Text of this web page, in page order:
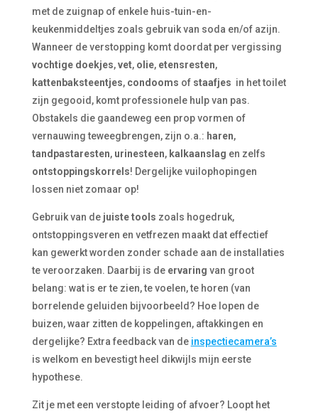
met de zuignap of enkele huis-tuin-en-
keukenmiddeltjes zoals gebruik van soda en/of azijn.
Wanneer de verstopping komt doordat per vergissing
vochtige doekjes,vet, olie, etensresten,
kattenbaksteentjes, condooms of staafjes in het toilet
zijn gegooid, komt professionele hulp van pas.
Obstakels die gaandeweg een prop vormen of
vernauwing teweegbrengen, zijn o.a.: haren,
tandpastaresten, urinesteen, kalkaanslag en zelfs
ontstoppingskorrels! Dergelijke vuilophopingen
lossen niet zomaar op!
Gebruik van de juiste tools zoals hogedruk,
ontstoppingsveren en vetfrezen maakt dat effectief
kan gewerkt worden zonder schade aan de installaties
te veroorzaken. Daarbij is de ervaring van groot
belang: wat is er te zien, te voelen, te horen (van
borrelende geluiden bijvoorbeeld? Hoe lopen de
buizen, waar zitten de koppelingen, aftakkingen en
dergelijke? Extra feedback van de inspectiecamera’s
is welkom en bevestigt heel dikwijls mijn eerste
hypothese.
Zit je met een verstopte leiding of afvoer? Loopt het